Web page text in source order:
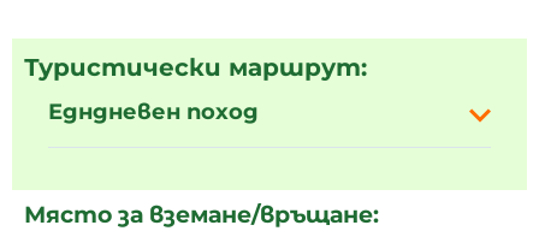
Туристически маршрут:
Едндневен поход
Място за вземане/връщане: